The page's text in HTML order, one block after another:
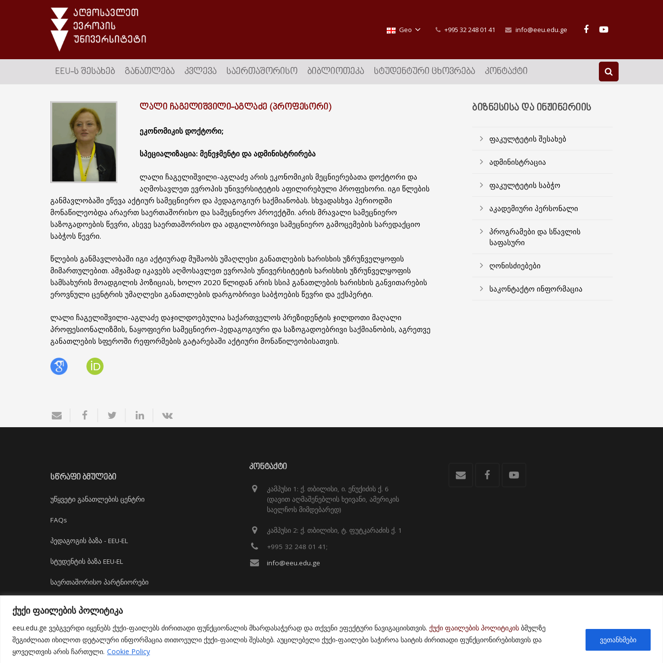
ქუქი ფაილების პოლიტიკა
eeu.edu.ge ვებგვერდი იყენებს ქუქი-ფაილებს ძირითადი ფუნქციონალის მხარდასაჭერად და თქვენი ეფექტური ნავიგაციისთვის. ქუქი ფაილების პოლიტიკის ბმულზე
შეგიძლიათ იხილოთ დეტალური ინფორმაცია თითოეული ქუქი-ფაილის შესახებ. აუცილებელი ქუქი-ფაილები საჭიროა საიტის ძირითადი ფუნქციონირებისთვის და
ყოველთვის არის ჩართული. Cookie Policy
ვეთანხმები
Geo +995 32 248 01 41 info@eeu.edu.ge
EEU-Ს ᲨᲔᲡᲐᲮᲔᲑ ᲒᲐᲜᲐᲗᲚᲔᲑᲐ ᲙᲕᲚᲔᲕᲐ ᲡᲐᲔᲠᲗᲐᲨᲝᲠᲘᲡᲝ ᲑᲘᲑᲚᲘᲝᲗᲔᲙᲐ ᲡᲢᲣᲓᲔᲜᲢᲣᲠᲘ ᲪᲮᲝᲕᲠᲔᲑᲐ ᲙᲝᲜᲢᲐᲥᲢᲘ
ᲚᲐᲚᲘ ᲩᲐᲒᲔᲚᲘᲨᲕᲘᲚᲘ-ᲐᲒᲚᲐᲫᲔ (ᲞᲠᲝᲤᲔᲡᲝᲠᲘ)
ეკონომიკის დოქტორი;
სპეციალიზაცია: მენეჯმენტი და ადმინისტრირება
ლალი ჩაგელიშვილი-აგლაძე არის ეკონომიკის მეცნიერებათა დოქტორი და
აღმოსავლეთ ევროპის უნივერსიტეტის აფილირებული პროფესორი. იგი წლების
განმავლობაში ეწევა აქტიურ სამეცნიერო და პედაგოგიურ საქმიანობას. სხვადასხვა პერიოდში
მონაწილეობდა არაერთ საერთაშორისო და სამეცნიერო პროექტში. არის მრავალი სამეცნიერო
საზოგადოების წევრი, ასევე საერთაშორისო და ადგილობრივი სამეცნიერო გამოცემების სარედაქციო
საბჭოს წევრი.
წლების განმავლობაში იგი აქტიურად მუშაობს უმაღლესი განათლების ხარისხის უზრუნველყოფის
მიმართულებით. ამჟამად იკავებს აღმოსავლეთ ევროპის უნივერსიტეტის ხარისხის უზრუნველყოფის
სამსახურის მოადგილის პოზიციას, ხოლო 2020 წლიდან არის სსიპ განათლების ხარისხის განვითარების
ეროვნული ცენტრის უმაღლესი განათლების დარგობრივი საბჭოების წევრი და ექსპერტი.
ლალი ჩაგელიშვილი-აგლაძე დაჯილდოებულია საქართველოს პრეზიდენტის ჯილდოთი მაღალი
პროფესიონალიზმის, ნაყოფიერი სამეცნიერო-პედაგოგიური და საზოგადოებრივი საქმიანობის, აგრეთვე
განათლების სფეროში რეფორმების გატარებაში აქტიური მონაწილეობისათვის.
ᲑᲘᲖᲜᲔᲡᲘᲡᲐ ᲓᲐ ᲘᲜᲟᲘᲜᲔᲠᲘᲘᲡ
ფაკულტეტის შესახებ
ადმინისტრაცია
ფაკულტეტის საბჭო
აკადემიური პერსონალი
პროგრამები და სწავლის
საფასური
ღონისძიებები
საკონტაქტო ინფორმაცია
ᲡᲬᲠᲐᲤᲘ ᲑᲛᲣᲚᲔᲑᲘ
უწყვეტი განათლების ცენტრი
FAQs
პედაგოგის ბაზა - EEU-EL
სტუდენტის ბაზა EEU-EL
საერთაშორისო პარტნიორები
ბიბლიოთეკა
ᲙᲝᲜᲢᲐᲥᲢᲘ
კამპუსი 1: ქ. თბილისი, ი. ენუქიძის ქ. 6
(დავით აღმაშენებლის ხეივანი, ამერიკის
საელჩოს მიმდებარედ)
კამპუსი 2: ქ. თბილისი, ტ. ფუტკარაძის ქ. 1
+995 32 248 01 41;
info@eeu.edu.ge